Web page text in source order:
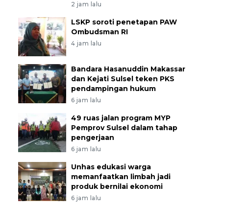
2 jam lalu
LSKP soroti penetapan PAW
Ombudsman RI
4 jam lalu
Bandara Hasanuddin Makassar
dan Kejati Sulsel teken PKS
pendampingan hukum
6 jam lalu
49 ruas jalan program MYP
Pemprov Sulsel dalam tahap
pengerjaan
6 jam lalu
Unhas edukasi warga
memanfaatkan limbah jadi
produk bernilai ekonomi
6 jam lalu